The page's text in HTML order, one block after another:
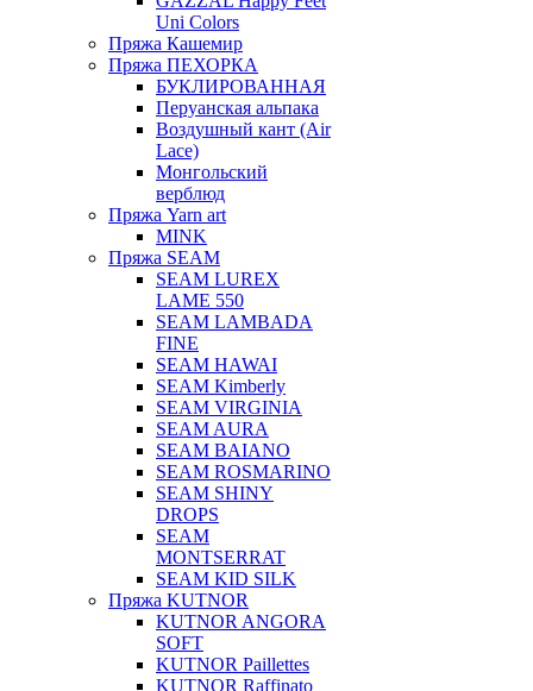
Uni Colors
Пряжа Кашемир
Пряжа ПЕХОРКА
БУКЛИРОВАННАЯ
Перуанская альпака
Воздушный кант (Air
Lace)
Монгольский
верблюд
Пряжа Yarn art
MINK
Пряжа SEAM
SEAM LUREX
LAME 550
SEAM LAMBADA
FINE
SEAM HAWAI
SEAM Kimberly
SEAM VIRGINIA
SEAM AURA
SEAM BAIANO
SEAM ROSMARINO
SEAM SHINY
DROPS
SEAM
MONTSERRAT
SEAM KID SILK
Пряжа KUTNOR
KUTNOR ANGORA
SOFT
KUTNOR Paillettes
KUTNOR Raffinato